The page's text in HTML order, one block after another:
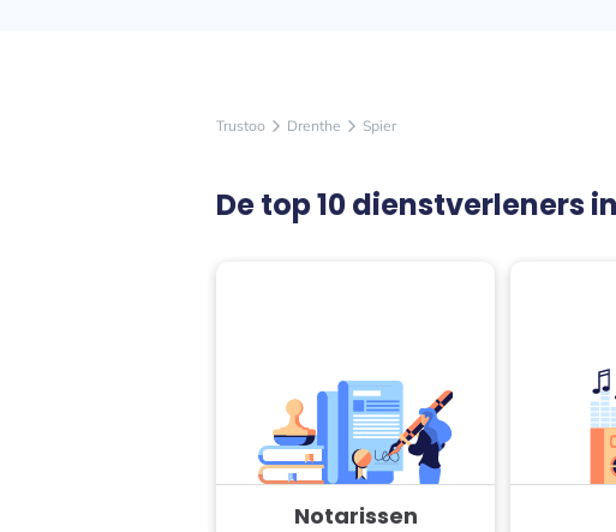
Trustoo arrow_forward_ios Drenthe arrow_forward_ios Spier
De top 10 dienstverleners
Notarissen